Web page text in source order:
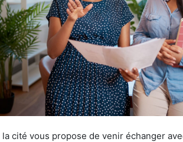
cité vous propose de venir échanger